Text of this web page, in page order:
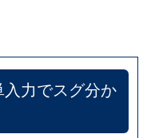
力でスグ分か